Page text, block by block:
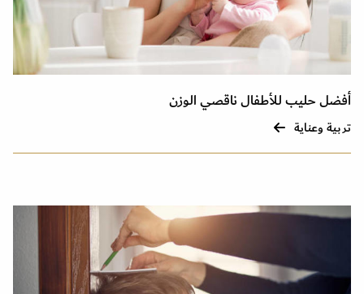
أفضل حليب للأطفال ناقصي الوزن
تربية وعناية